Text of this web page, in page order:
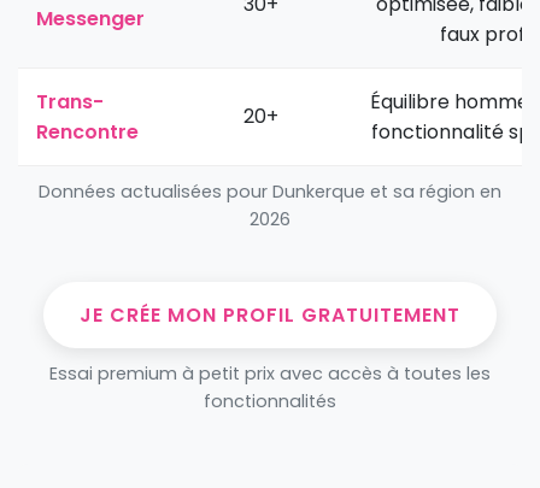
Messenger
faux
Trans-
Rencontre
20+
Équilibre
fonctionnalité
Données actualisées pour Dunkerque et sa région en
2026
JE CRÉE MON PROFIL GRATUITEMENT
Essai premium à petit prix avec accès à toutes les
fonctionnalités